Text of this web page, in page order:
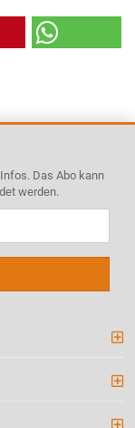
Das Abo kann
werden.